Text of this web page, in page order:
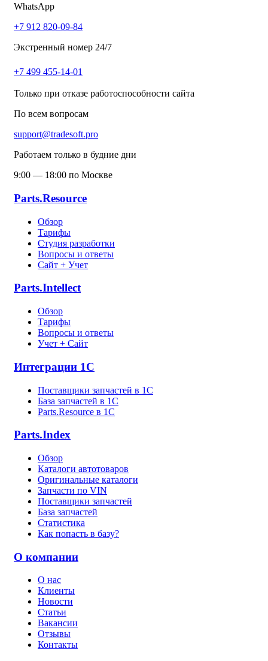
WhatsApp
+7 912 820-09-84
Экстренный номер 24/7
+7 499 455-14-01
Только при отказе работоспособности сайта
По всем вопросам
support@tradesoft.pro
Работаем только в будние дни
9:00 — 18:00 по Москве
Parts.Resource
Обзор
Тарифы
Студия разработки
Вопросы и ответы
Сайт + Учет
Parts.Intellect
Обзор
Тарифы
Вопросы и ответы
Учет + Сайт
Интеграции 1С
Поставщики запчастей в 1C
База запчастей в 1С
Parts.Resource в 1C
Parts.Index
Обзор
Каталоги автотоваров
Оригинальные каталоги
Запчасти по VIN
Поставщики запчастей
База запчастей
Статистика
Как попасть в базу?
О компании
О нас
Клиенты
Новости
Статьи
Вакансии
Отзывы
Контакты